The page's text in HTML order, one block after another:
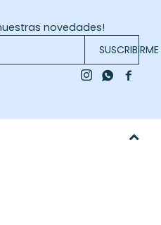
novedades!
SUSCRIBIRME

 